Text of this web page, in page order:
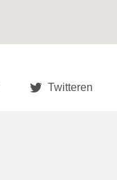
Twitteren